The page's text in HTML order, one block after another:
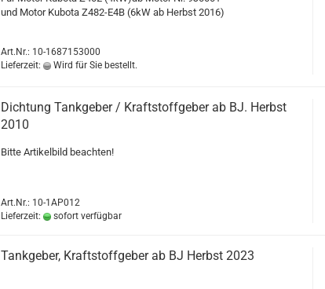
und Motor Kubota Z482-E4B (6kW ab Herbst 2016)
Art.Nr.: 10-1687153000
Lieferzeit:
Wird für Sie bestellt.
Dichtung Tankgeber / Kraftstoffgeber ab BJ. Herbst
2010
Bitte Artikelbild beachten!
Art.Nr.: 10-1AP012
Lieferzeit:
sofort verfügbar
Tankgeber, Kraftstoffgeber ab BJ Herbst 2023